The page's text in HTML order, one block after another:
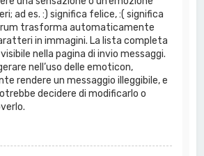
ad es. :) significa felice, :( significa
trasforma automaticamente
in immagini. La lista completa
nella pagina di invio messaggi.
nell’uso delle emoticon,
rendere un messaggio illeggibile, e
decidere di modificarlo o